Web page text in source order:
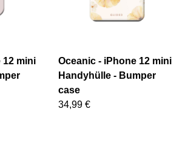
12 mini
Oceanic - iPhone 12 mini
Handyhülle - Bumper
case
34,99 €